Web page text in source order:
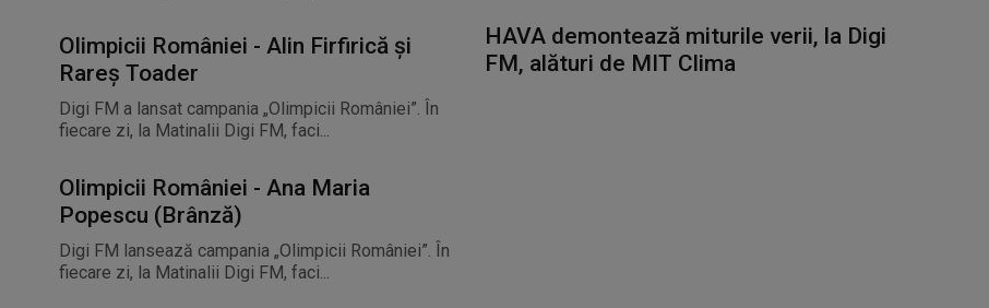
Olimpicii României - Alin Firfirică și
Rareș Toader
Digi FM a lansat campania „Olimpicii României”. În
fiecare zi, la Matinalii Digi FM, faci...
Olimpicii României - Ana Maria
Popescu (Brânză)
Digi FM lansează campania „Olimpicii României”. În
fiecare zi, la Matinalii Digi FM, faci...
HAVA demontează miturile verii, la Digi
FM, alături de MIT Clima